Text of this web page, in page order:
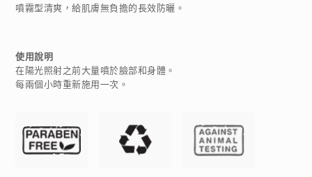
噴霧型清爽，給肌膚無負擔的長效防曬。
使用說明
在陽光照射之前大量噴於臉部和身體。
每兩個小時重新施用一次。